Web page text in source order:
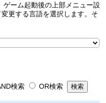
ーム起動後の上部メニュー設
変更する言語を選択します。そ
検索 OR検索